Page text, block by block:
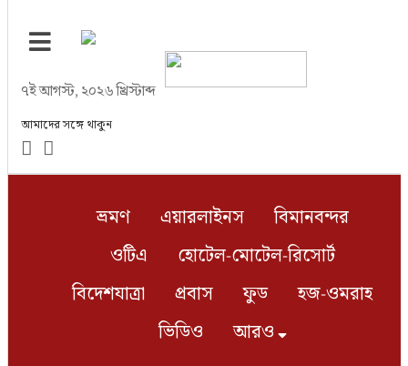
৭ই আগস্ট, ২০২৬ খ্রিস্টাব্দ
আমাদের সঙ্গে থাকুন
ভ্রমণ
ভ্রমণ এয়ারলাইনস
বিমানবন্দর
ওটিএ
হোটেল-মোটেল-রিসোর্ট
বিদেশযাত্রা
প্রবাস ফুড
হজ-ওমরাহ
ভিডিও
আরও